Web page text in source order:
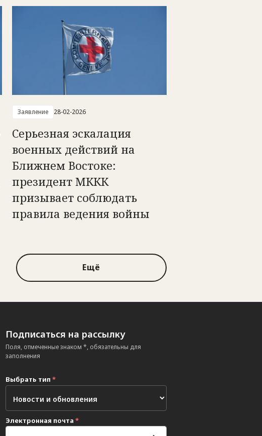
Заявление 28-02-2026
Серьезная эскалация
военных действий на
Ближнем Востоке:
президент МККК
призывает соблюдать
правила ведения войны
Ещё
Подписаться на рассылку
Поля, отмеченные знаком *, обязательны для
заполнения
Выбрать тип *
Электронная почта *